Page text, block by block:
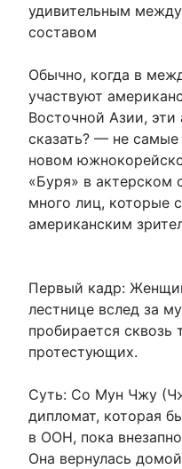
удивительным
составом
Обычно, когда в
участвуют
Восточной Азии,
сказать? — не
новом
«Буря» в актерском
много лиц, которые
американским
Первый кадр:
лестнице вслед за
пробирается сквозь
протестующих.
Суть: Со Мун Чжу
дипломат, которая
в ООН, пока
Она вернулась